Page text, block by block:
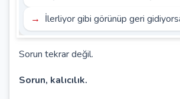
İlerliyor gibi görünüp geri
Sorun tekrar değil.
Sorun, kalıcılık.